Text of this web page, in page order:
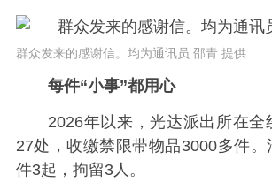
群众发来的感谢信。均为通讯员 邵青 提供
每件“小事”都用心
2026年以来，光达派出所在全
27处，收缴禁限带物品3000多件。
件3起，拘留3人。